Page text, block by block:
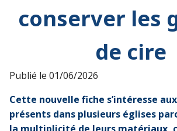
conserver les
de cire
Publié le 01/06/2026
Cette nouvelle fiche s’intéresse
présents dans plusieurs églises